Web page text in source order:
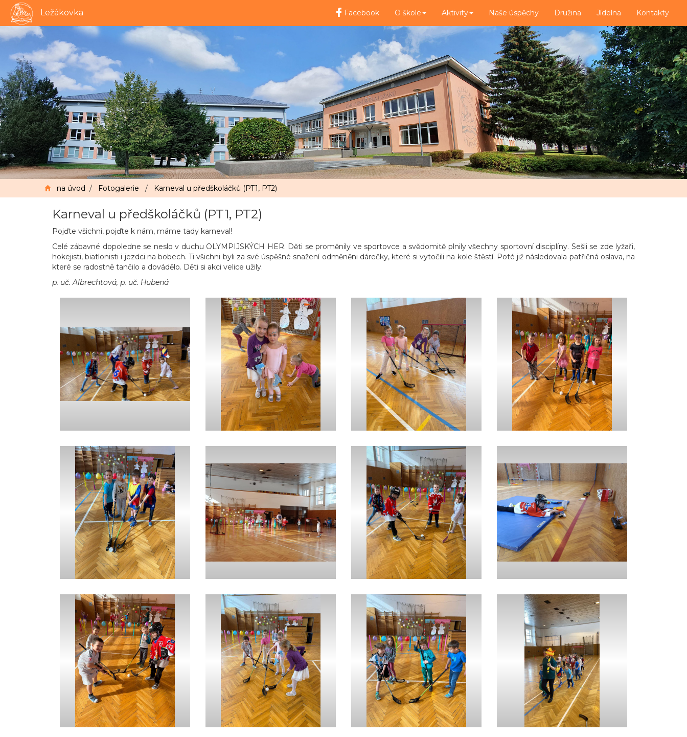
Ležákovka Facebook O škole Aktivity Naše úspěchy Družina Jídelna Kontakty
na úvod / Fotogalerie / Karneval u předškoláčků (PT1, PT2)
Karneval u předškoláčků (PT1, PT2)
Pojďte všichni, pojďte k nám, máme tady karneval!
Celé zábavné dopoledne se neslo v duchu OLYMPIJSKÝCH HER. Děti se proměnily ve sportovce a svědomitě plnily všechny sportovní disciplíny. Sešli se zde lyžaři,
hokejisti, biatlonisti i jezdci na bobech. Ti všichni byli za své úspěšné snažení odměněni dárečky, které si vytočili na kole štěstí. Poté již následovala patřičná oslava, na
které se radostně tančilo a dovádělo. Děti si akci velice užily.
p. uč. Albrechtová, p. uč. Hubená